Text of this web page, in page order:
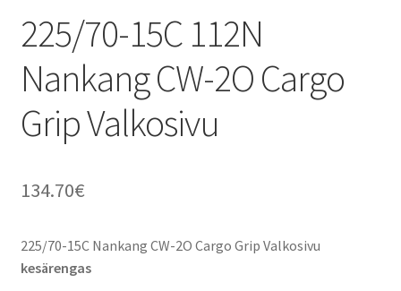
225/70-15C 112N
Nankang CW-2O Cargo
Grip Valkosivu
134.70€
225/70-15C Nankang CW-2O Cargo Grip Valkosivu
kesärengas